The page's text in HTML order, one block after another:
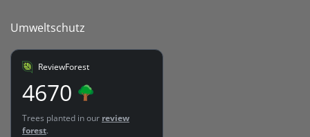
Umweltschutz
ReviewForest
4670
Trees planted in our review
forest.